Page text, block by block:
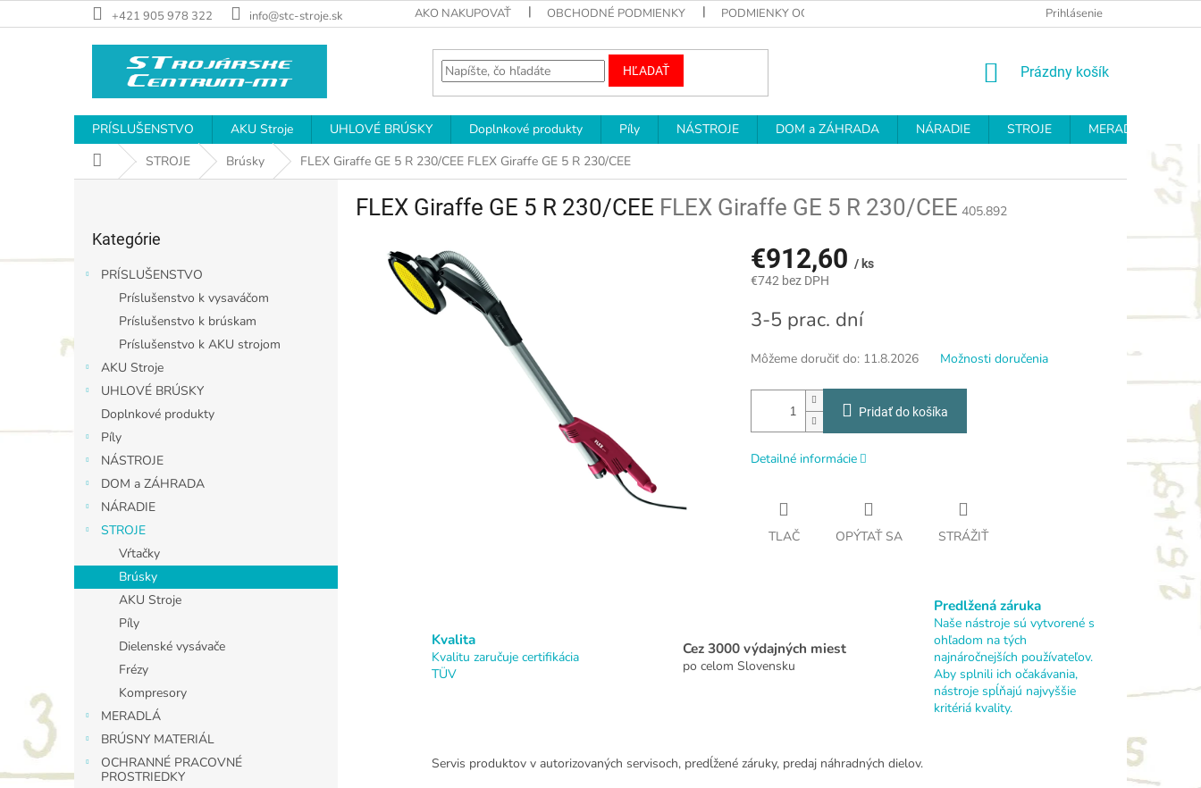
na
+421 905 978 322 info@stc-stroje.sk AKO NAKUPOVAŤ OBCHODNÉ PODMIENKY PODMIENKY OCHRANY OSOBNÝCH ÚDAJOV REKLAMAČNÝ PROTOKOL
Prihlásenie
HĽADAŤ
NÁKUPNÝ
Prázdny košík
PRÍSLUŠENSTVO AKU Stroje UHLOVÉ BRÚSKY Doplnkové produkty Píly NÁSTROJE DOM a ZÁHRADA NÁRADIE STROJE MERADLÁ
DomovSTROJE Brúsky FLEX Giraffe GE 5 R 230/CEE FLEX Giraffe GE 5 R 230/CEE
ý
e
kategórie
Kategórie
PRÍSLUŠENSTVO
Príslušenstvo k vysaváčom
Príslušenstvo k brúskam
Príslušenstvo k AKU strojom
AKU Stroje
UHLOVÉ BRÚSKY
Doplnkové produkty
Píly
NÁSTROJE
DOM a ZÁHRADA
NÁRADIE
STROJE
Vŕtačky
Brúsky
AKU Stroje
Píly
Dielenské vysávače
Frézy
Kompresory
MERADLÁ
BRÚSNY MATERIÁL
OCHRANNÉ PRACOVNÉ
PROSTRIEDKY
FLEX Giraffe GE 5 R 230/CEE FLEX Giraffe GE 5 R 230/CEE 405.892
€912,60 / ks
€742 bez DPH
cena:
3-5 prac. dní
Môžeme doručiť do: 11.8.2026 Možnosti doručenia
Pridať do košíka
Detailné informácie
TLAČ OPÝTAŤ SA STRÁŽIŤ
Kvalita
Kvalitu zaručuje certifikácia
TÜV
Cez 3000 výdajných miest
po celom Slovensku
Predlžená záruka
Naše nástroje sú vytvorené s
ohľadom na tých
najnáročnejších používateľov.
Aby splnili ich očakávania,
nástroje spĺňajú najvyššie
kritériá kvality.
Servis produktov v autorizovaných servisoch, predĺžené záruky, predaj náhradných dielov.